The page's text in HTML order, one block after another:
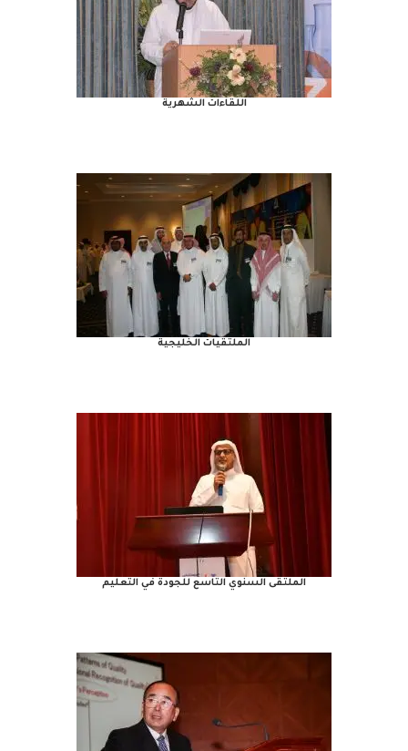
اللقاءات الشهرية
الملتقيات الخليجية
الملتقى السنوي التاسع للجودة في التعليم